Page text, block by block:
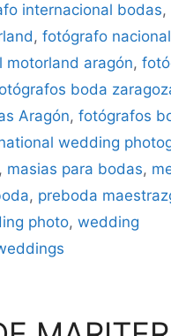
internacional bodas,
, fotógrafo
motorland aragón,
boda
Aragón, fotógrafos
wedding
, masias para bodas,
, preboda
photo, wedding